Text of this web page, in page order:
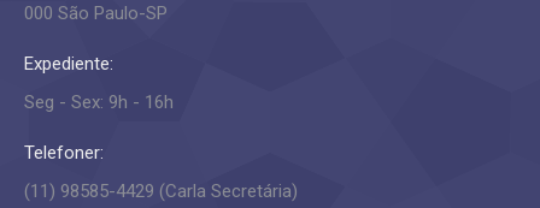
000 São Paulo-SP
Expediente:
Seg - Sex: 9h - 16h
Telefoner:
(11) 98585-4429 (Carla Secretária)